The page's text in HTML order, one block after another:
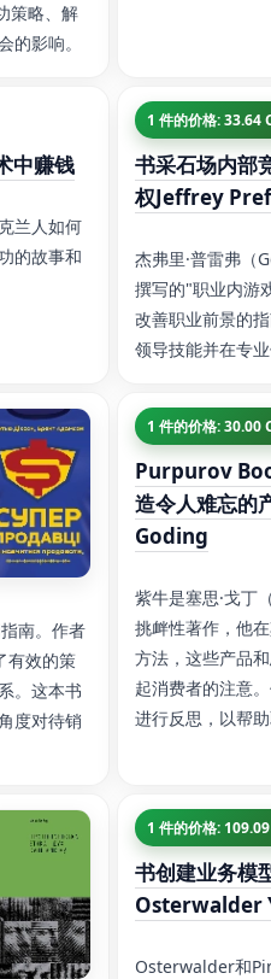
策略、解
的影响。
中赚钱
兰人如何
的故事和
1 件的价格: 33.64
书采石场内部
权Jeffrey
杰弗里·普雷弗（
撰写的"职业内游
改善职业前景的
领导技能并在专业
南。作者
效的策
。这本书
度对待销
1 件的价格: 30.00
Purpurov
造令人难忘的
Goding
紫牛是塞思·戈丁
挑衅性著作，他
方法，这些产品
起消费者的注意
进行反思，以帮助
1 件的价格:
书创建业务
Osterwalder
Osterwalder和